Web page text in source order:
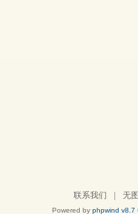
联系我们 无
Powered by phpwind v8.7